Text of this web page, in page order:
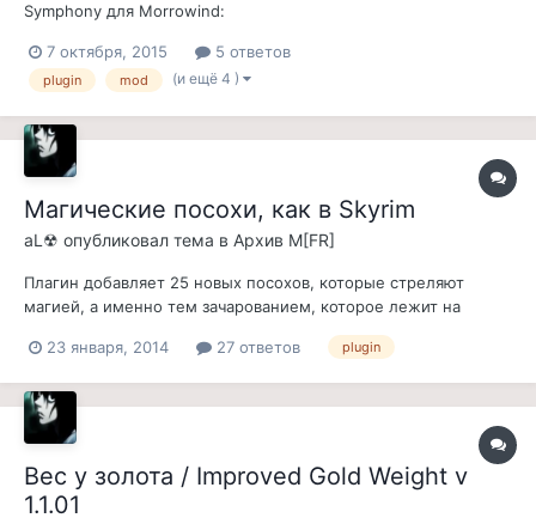
Symphony для Morrowind:
была создана другая тема для данного проекта: 1. Первая
тема проекта судя по всему посвящена флуду натипа о боже
7 октября, 2015 5 ответов
plugin mod (и ещё 4 )
Магические посохи, как в Skyrim
aL☢ опубликовал тема в Архив M[FR]
Плагин добавляет 25 новых посохов, которые стреляют
магией, а именно тем зачарованием, которое лежит на
зачарования игроком. Посохи раскиданы по миру, некоторые
только украсть. Плагин версии 1.0,...
23 января, 2014 27 ответов plugin
Вес у золота / Improved Gold Weight v
1.1.01